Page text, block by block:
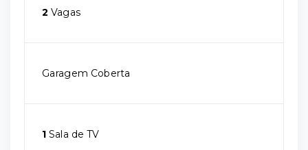
2 Vagas
Garagem Coberta
1 Sala de TV